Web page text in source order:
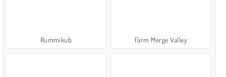
Rummikub Farm Merge Valley